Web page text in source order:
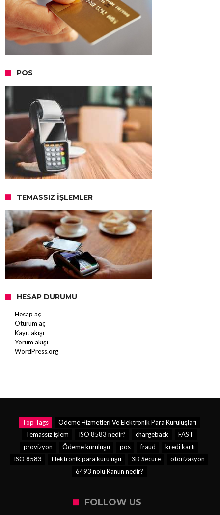
POS
TEMASSIZ İŞLEMLER
HESAP DURUMU
Hesap aç
Oturum aç
Kayıt akışı
Yorum akışı
WordPress.org
Top Tags
Ödeme Hizmetleri Ve Elektronik Para Kuruluşları
Temassız işlem
ISO 8583 nedir? chargeback
FAST
provizyon
Ödeme kuruluşu pos fraud
kredi kartı
ISO 8583
Elektronik para kuruluşu 3D Secure
otorizasyon
6493 nolu Kanun nedir?
FOLLOW US